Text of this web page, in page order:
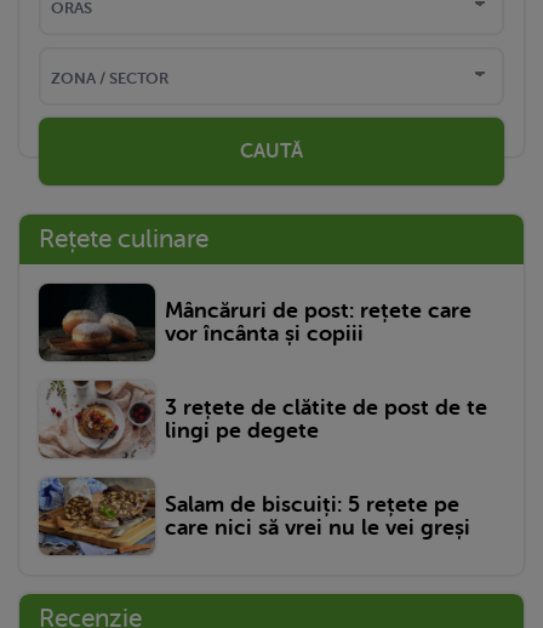
CAUTĂ
Rețete culinare
Mâncăruri de post: rețete care
vor încânta și copiii
3 rețete de clătite de post de te
lingi pe degete
Salam de biscuiți: 5 rețete pe
care nici să vrei nu le vei greși
Recenzie